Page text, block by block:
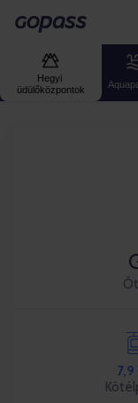
Gopass
Hegyi
üdülőközpontok
7,9